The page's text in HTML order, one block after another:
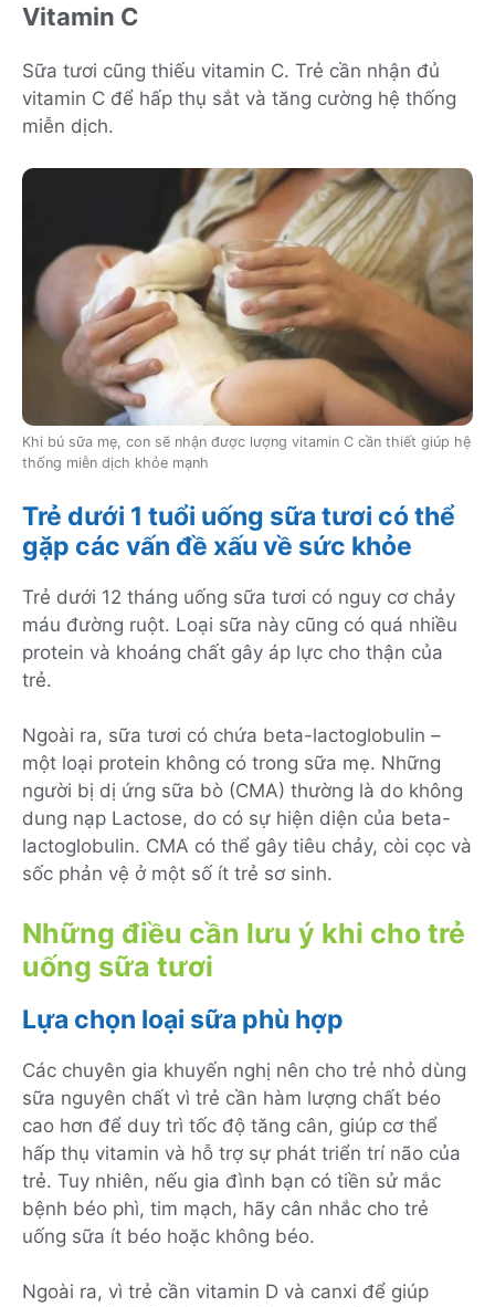
Vitamin C
Sữa tươi cũng thiếu vitamin C. Trẻ cần nhận đủ
vitamin C để hấp thụ sắt và tăng cường hệ thống
miễn dịch.
Khi bú sữa mẹ, con sẽ nhận được lượng vitamin C cần thiết giúp hệ
thống miễn dịch khỏe mạnh
Trẻ dưới 1 tuổi uống sữa tươi có thể
gặp các vấn đề xấu về sức khỏe
Trẻ dưới 12 tháng uống sữa tươi có nguy cơ chảy
máu đường ruột. Loại sữa này cũng có quá nhiều
protein và khoáng chất gây áp lực cho thận của
trẻ.
Ngoài ra, sữa tươi có chứa beta-lactoglobulin –
một loại protein không có trong sữa mẹ. Những
người bị dị ứng sữa bò (CMA) thường là do không
dung nạp Lactose, do có sự hiện diện của beta-
lactoglobulin. CMA có thể gây tiêu chảy, còi cọc và
sốc phản vệ ở một số ít trẻ sơ sinh.
Những điều cần lưu ý khi cho trẻ
uống sữa tươi
Lựa chọn loại sữa phù hợp
Các chuyên gia khuyến nghị nên cho trẻ nhỏ dùng
sữa nguyên chất vì trẻ cần hàm lượng chất béo
cao hơn để duy trì tốc độ tăng cân, giúp cơ thể
hấp thụ vitamin và hỗ trợ sự phát triển trí não của
trẻ. Tuy nhiên, nếu gia đình bạn có tiền sử mắc
bệnh béo phì, tim mạch, hãy cân nhắc cho trẻ
uống sữa ít béo hoặc không béo.
Ngoài ra, vì trẻ cần vitamin D và canxi để giúp